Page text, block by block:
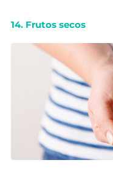
14. Frutos secos